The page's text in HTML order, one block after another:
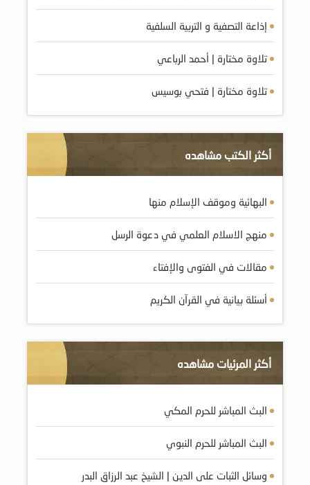
إذاعة التصفية و التربية السلفية
تلاوة مختارة | أحمد الرباعي
تلاوة مختارة | فتحي بوسيس
أكثر الكتب مشاهده
البهائية وموقف الإسلام منها
منهج الاسلام العلمي في دعوة الرسل
مقالات في الفتوى والإفتاء
أسئلة بيانية في القرآن الكريم
أكثر المرئيات مشاهده
البث المباشر للحرم المكي
البث المباشر للحرم النبوي
وسائل الثبات على الدين | الشيخ عبد الرزاق البدر